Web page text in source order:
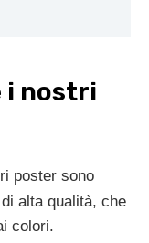
i nostri
poster sono
alta qualità, che
colori.